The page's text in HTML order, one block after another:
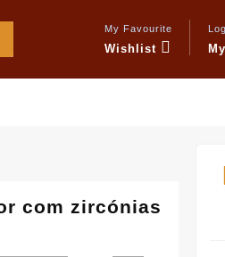
My Favourite
Wishlist
com zircónias